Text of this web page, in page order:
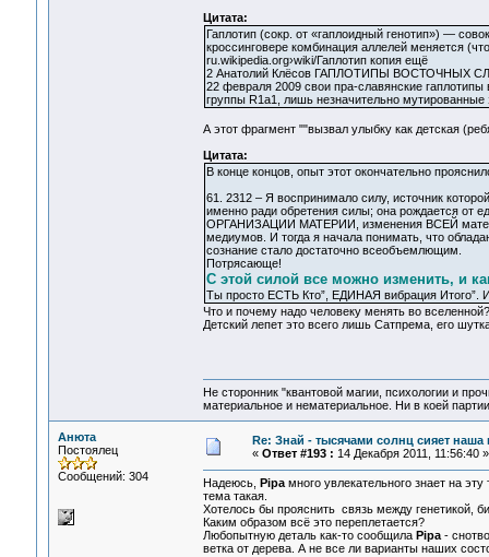
Цитата:
Гаплотип (сокр. от «гаплоидный генотип») —
кроссинговере комбинация аллелей меняется
ru.wikipedia.org›wiki/Гаплотип копия ещё
2 Анатолий Клёсов ГАПЛОТИПЫ ВОСТОЧНЫХ
22 февраля 2009 свои пра-славянские
группы R1a1, лишь незначительно мутированные
А этот фрагмент ""вызвал улыбку как детская
Цитата:
В конце концов, опыт этот окончательно
61. 2312 – Я воспринимало силу, источник
именно ради обретения силы; она рождается от
ОРГАНИЗАЦИИ МАТЕРИИ, изменения ВСЕЙ
медиумов. И тогда я начала понимать, что
сознание стало достаточно всеобъемлющим.
Потрясающе!
С этой силой все можно изменить, и
Ты просто ЕСТЬ Кто”, ЕДИНАЯ вибрация Итого”.
Что и почему надо человеку менять во вселенной?
Детский лепет это всего лишь Сатпрема, его
Не сторонник "квантовой магии, психологии и
материальное и нематериальное. Ни в коей
Анюта
Постоялец
Сообщений: 304
Re: Знай - тысячами солнц сияет наша
« Ответ #193 : 14 Декабря 2011, 11:56:40 »
Надеюсь, Pipaмного увлекательного знает на
тема такая.
Хотелось бы прояснить связь между
Каким образом всё это переплетается?
Любопытную деталь как-то сообщила Pipa-
ветка от дерева. А не все ли варианты наших